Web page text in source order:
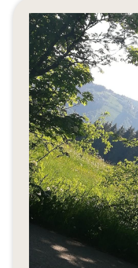
FreeStyle 2021
FreeStyle 2020
FreeStyle 2019
FreeStyle 2018
FreeStyle 2017
Ateliers